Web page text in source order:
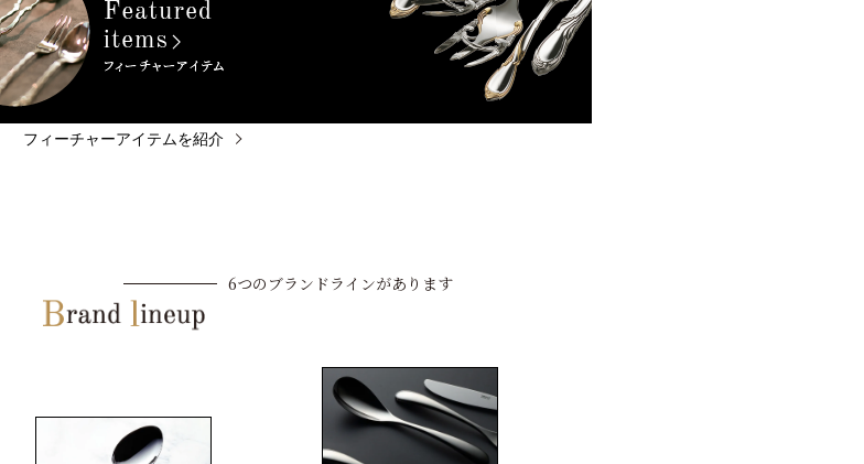
フィーチャーアイテムを紹介
6つのブランドラインがあります